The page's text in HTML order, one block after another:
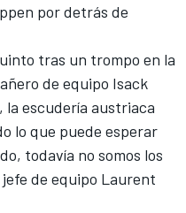
por detrás de
tras un trompo en la
de equipo Isack
la escudería austriaca
lo que puede esperar
todavía no somos los
jefe de equipo Laurent